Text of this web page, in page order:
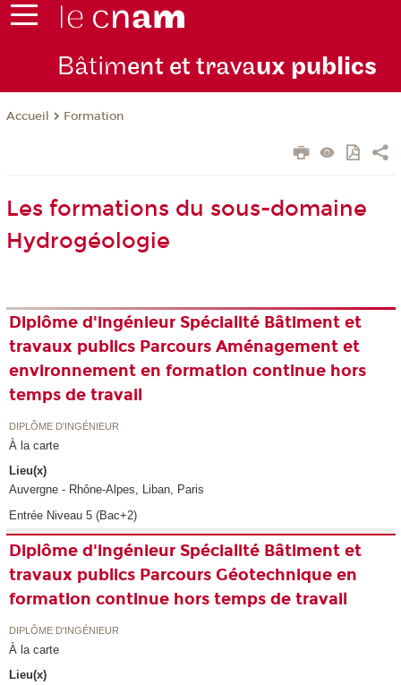
Bâtiment et travaux publics
Accueil Formation
Les formations du sous-domaine
Hydrogéologie
Diplôme d'ingénieur Spécialité Bâtiment et
travaux publics Parcours Aménagement et
environnement en formation continue hors
temps de travail
DIPLÔME D'INGÉNIEUR
À la carte
Lieu(x)
Auvergne - Rhône-Alpes, Liban, Paris
Entrée Niveau 5 (Bac+2)
Diplôme d'ingénieur Spécialité Bâtiment et
travaux publics Parcours Géotechnique en
formation continue hors temps de travail
DIPLÔME D'INGÉNIEUR
À la carte
Lieu(x)